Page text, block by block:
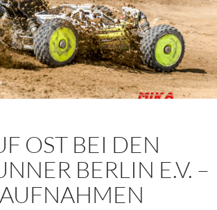
OST BEI DEN
BERLIN E.V. –